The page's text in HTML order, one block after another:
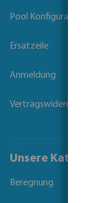
Pool Konfigurator
Ersatzeile
Anmeldung
Vertragswiderruf
Unsere
Beregnung